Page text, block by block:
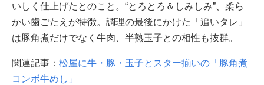
いしく仕上げたとのこと。“とろとろ＆しみしみ”、柔ら
かい歯ごたえが特徴。調理の最後にかけた「追いタレ」
は豚角煮だけでなく牛肉、半熟玉子との相性も抜群。
関連記事： 松屋に牛・豚・玉子とスター揃いの「豚角煮
コンボ牛めし」